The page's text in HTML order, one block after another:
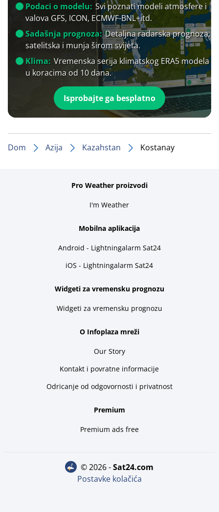
Podaci o modelu: Svi poznati modeli atmosfere i
valova GFS, ICON, ECMWF-BNL+itd.
Sadašnja prognoza: Detaljna radarska prognoza,
satelitska i munja širom svijeta.
Klima: Vremenska serija klimatskog ERA5 modela
u koracima od 10 dana.
Isprobajte ga besplatno
Dom Azija Kazahstan Kostanay
Pro Weather proizvodi
I'm Weather
Mobilna aplikacija
Android - Lightningalarm Sat24
iOS - Lightningalarm Sat24
Widgeti za vremensku prognozu
Widgeti za vremensku prognozu
O Infoplaza mreži
Our Story
Kontakt i povratne informacije
Odricanje od odgovornosti i privatnost
Premium
Premium ads free
© 2026 - sat24.com
Postavke kolačića